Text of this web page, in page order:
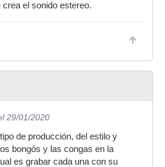
el sonido estereo.
29/01/2020
de producción, del estilo y
bongós y las congas en la
es grabar cada una con su